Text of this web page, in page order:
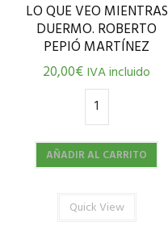
LO QUE VEO MIENTRAS
DUERMO. ROBERTO
PEPIÓ MARTÍNEZ
20,00€IVA incluido
AÑADIR AL CARRITO
Quick View